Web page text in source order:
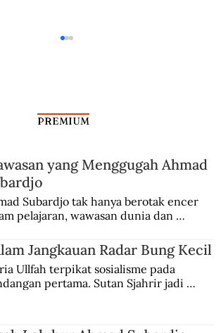
“Direndang” Belanda di
PREMIUM
yang Menggugah Ahmad
Subardjo tak hanya berotak encer
pelajaran, wawasan dunia dan
Verne, Multatuli, hingga Sun Yat-sen.
Jangkauan Radar Bung Kecil
Ullfah terpikat sosialisme pada
pertama. Sutan Sjahrir jadi